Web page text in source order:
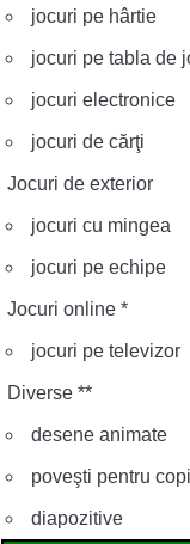
jocuri pe hârtie
jocuri pe tabla de
jocuri electronice
jocuri de cărţi
Jocuri de exterior
jocuri cu mingea
jocuri pe echipe
Jocuri online *
jocuri pe televizor
Diverse **
desene animate
poveşti pentru
diapozitive